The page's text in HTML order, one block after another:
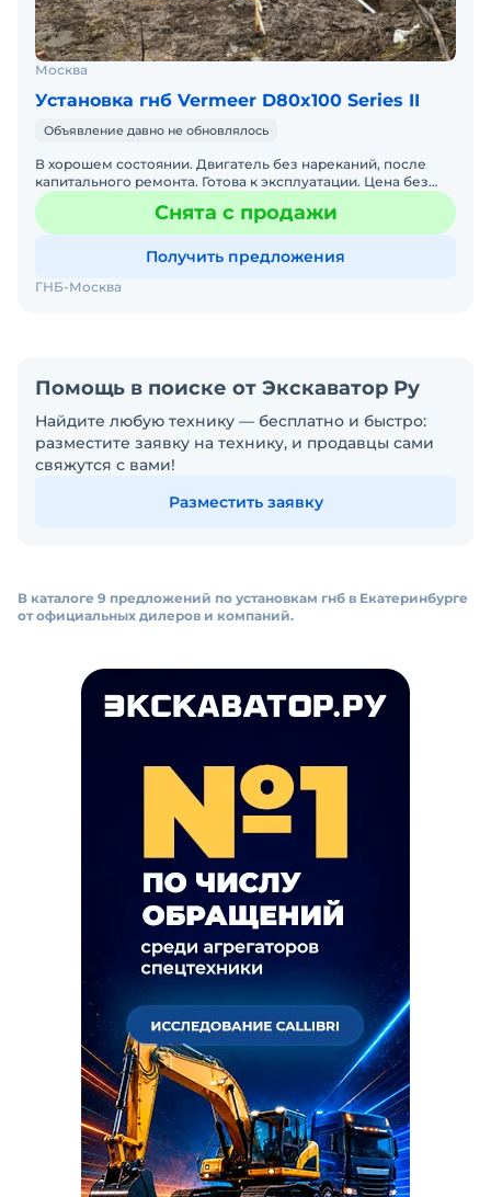
Москва
Установка гнб Vermeer D80x100 Series II
Объявление давно не обновлялось
В хорошем состоянии. Двигатель без нареканий, после
капитального ремонта. Готова к эксплуатации. Цена без
НДС. Рассрочка платежа. В наличии в г. Москва. Не треб
Снята с продажи
Получить предложения
ГНБ-Москва
Помощь в поиске от Экскаватор Ру
Найдите любую технику — бесплатно и быстро:
разместите заявку на технику, и продавцы сами
свяжутся с вами!
Разместить заявку
В каталоге 9 предложений по установкам гнб в Екатеринбурге
от официальных дилеров и компаний.